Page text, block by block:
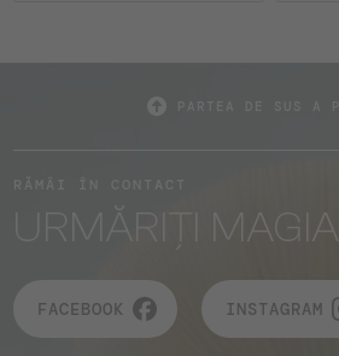
URMĂRIȚI MAGIA
FACEBOOK INSTAGRAM